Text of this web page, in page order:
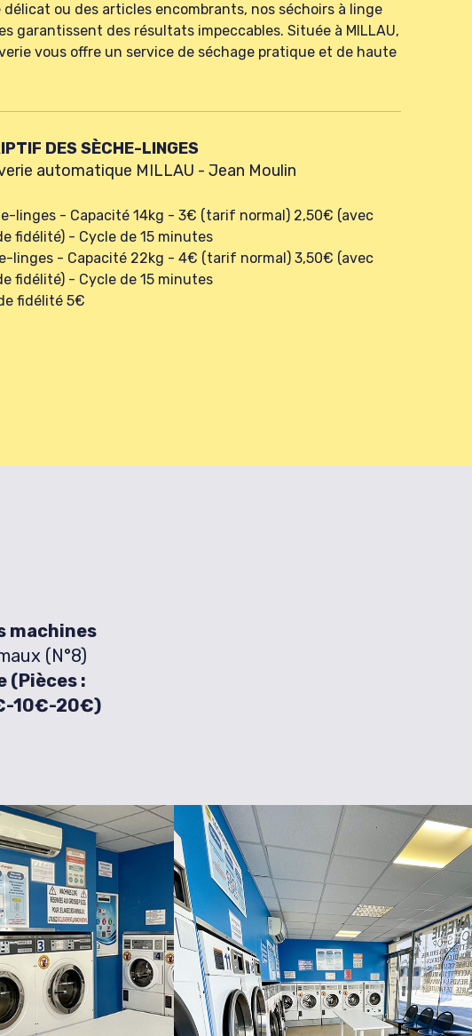
délicat ou des articles encombrants, nos séchoirs à linge
garantissent des résultats impeccables. Située à MILLAU,
vous offre un service de séchage pratique et de haute
DES SÈCHE-LINGES
automatique MILLAU - Jean Moulin
linges - Capacité 14kg - 3€ (tarif normal) 2,50€ (avec
fidélité) - Cycle de 15 minutes
linges - Capacité 22kg - 4€ (tarif normal) 3,50€ (avec
fidélité) - Cycle de 15 minutes
fidélité 5€
machines
(N°8)
(Pièces :
10€-20€)